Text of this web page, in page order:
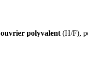
ouvrier polyvalent (H/F),